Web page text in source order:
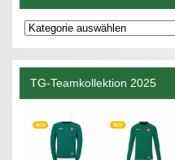
Kategorien
TG-Teamkollektion 2025